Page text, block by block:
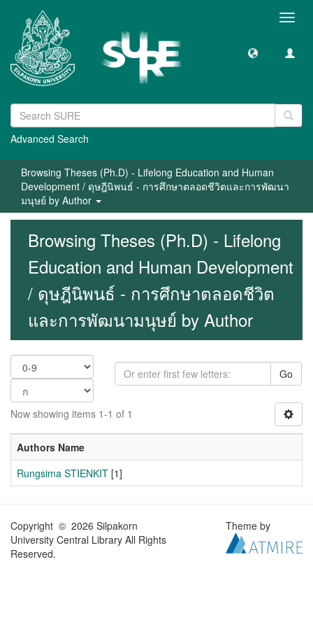
Advanced Search
Browsing Theses (Ph.D) - Lifelong Education and Human
Development / ดุษฎีนิพนธ์ - การศึกษาตลอดชีวิตและการพัฒนา
มนุษย์ by Author
Browsing Theses (Ph.D) - Lifelong
Education and Human Development
/ ดุษฎีนิพนธ์ - การศึกษาตลอดชีวิต
และการพัฒนามนุษย์ by Author
Go
Now showing items 1-1 of 1
Authors Name
Rungsima STIENKIT [1]
Copyright © 2026 Silpakorn
University Central Library All Rights
Reserved.
Theme by